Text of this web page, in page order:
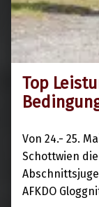
Top
Von 24.- 25.
Schottwien
AFKDO
26. Mai 2025